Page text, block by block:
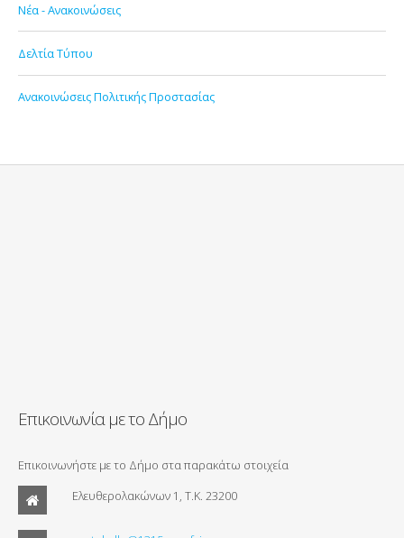
Νέα - Ανακοινώσεις
Δελτία Τύπου
Ανακοινώσεις Πολιτικής Προστασίας
Επικοινωνία με το Δήμο
Επικοινωνήστε με το Δήμο στα παρακάτω στοιχεία
Ελευθερολακώνων 1, Τ.Κ. 23200